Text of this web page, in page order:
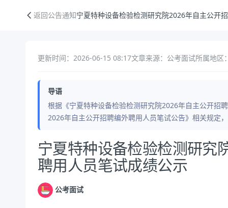
返回公告通知宁夏特种设备检验检测研究院2026年自主公开
更新时间：2026-06-15 08:17文章来源：公考面试所属地区
导语
根据《宁夏特种设备检验检测研究院2026年自主公开招
2026年自主公开招聘编外聘用人员笔试公告》相关规定
公告正文
宁夏特种设备检验检测研究
聘用人员笔试成绩公示
公考面试